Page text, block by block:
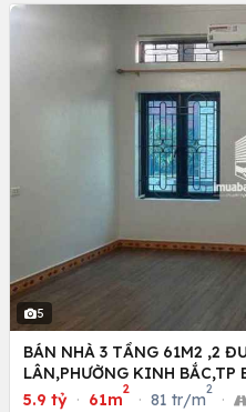
5
BÁN NHÀ 3 TẦNG 61M2 ,2
LÂN,PHƯỜNG KINH BẮC,TP
5.9 tỷ · 61m
2
· 81 tr/m
2
·